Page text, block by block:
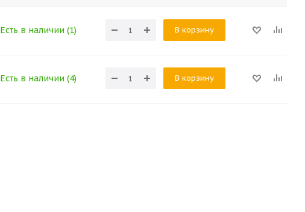
Есть в наличии (1) В корзину
Есть в наличии (4) В корзину